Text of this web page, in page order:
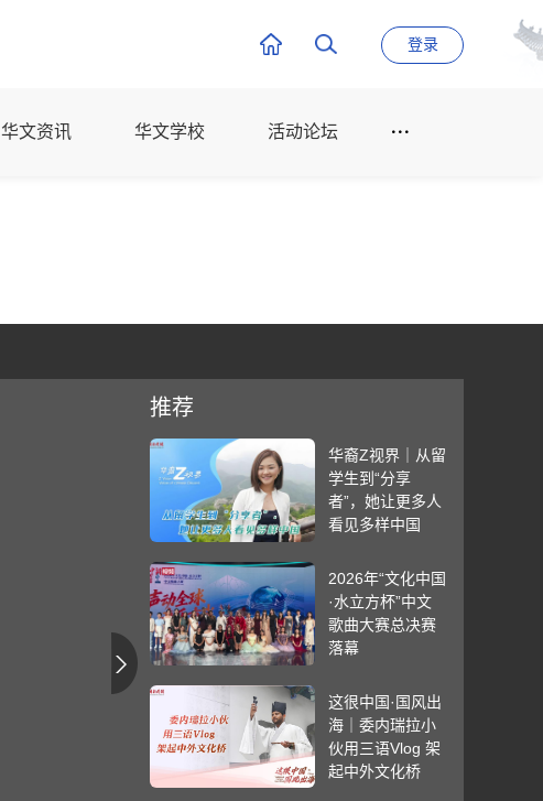
登录
华文资讯 华文学校 活动论坛
推荐
华裔Z视界｜从留
学生到“分享
者”，她让更多人
看见多样中国
2026年“文化中国
·水立方杯”中文
歌曲大赛总决赛
落幕
这很中国·国风出
海｜委内瑞拉小
伙用三语Vlog 架
起中外文化桥